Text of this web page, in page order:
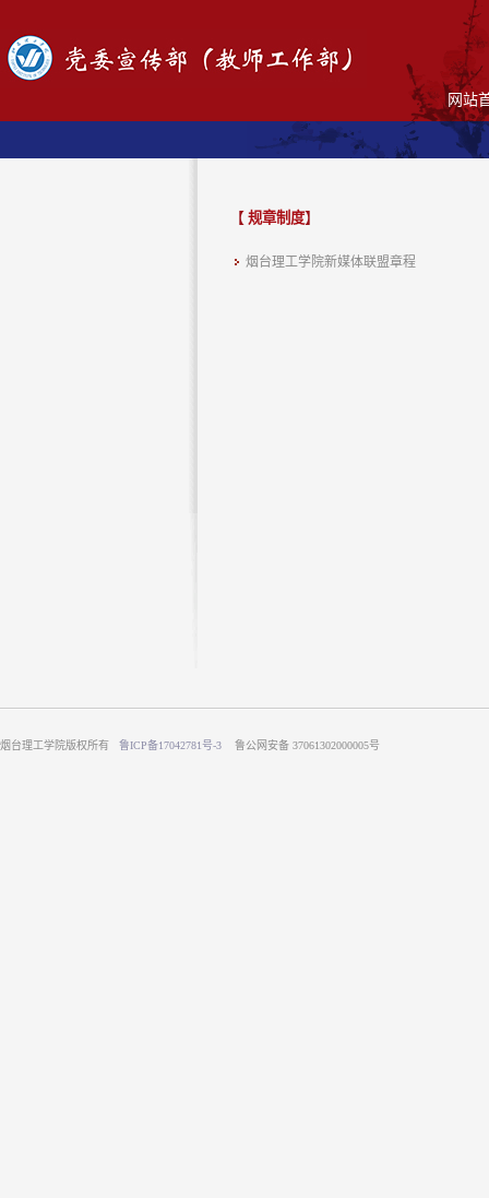
网站
【 规章制度】
烟台理工学院新媒体联盟章程
烟台理工学院版权所有 鲁ICP备17042781号-3 鲁公网安备 37061302000005号